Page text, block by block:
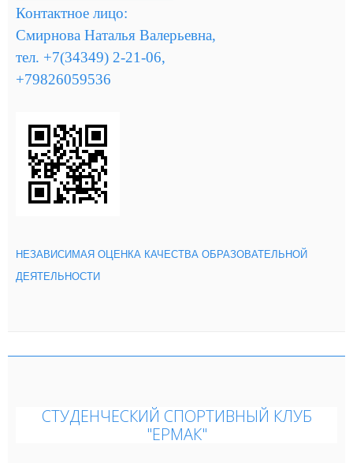
Контактное лицо:
Смирнова Наталья Валерьевна,
тел. +7(34349) 2-21-06,
+79826059536
НЕЗАВИСИМАЯ ОЦЕНКА КАЧЕСТВА ОБРАЗОВАТЕЛЬНОЙ
ДЕЯТЕЛЬНОСТИ
СТУДЕНЧЕСКИЙ СПОРТИВНЫЙ КЛУБ
"ЕРМАК"